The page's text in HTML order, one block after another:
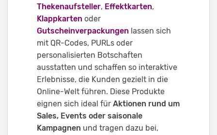
Thekenaufsteller, Effektkarten,
Klappkarten oder
Gutscheinverpackungen lassen sich
mit QR-Codes, PURLs oder
personalisierten Botschaften
ausstatten und schaffen so interaktive
Erlebnisse, die Kunden gezielt in die
Online-Welt führen. Diese Produkte
eignen sich ideal für Aktionen rund um
Sales, Events oder saisonale
Kampagnen und tragen dazu bei,